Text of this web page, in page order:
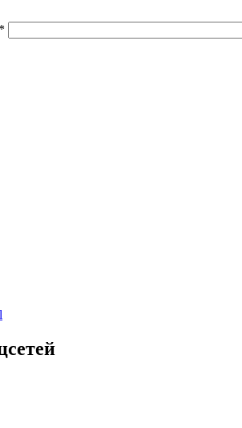
*